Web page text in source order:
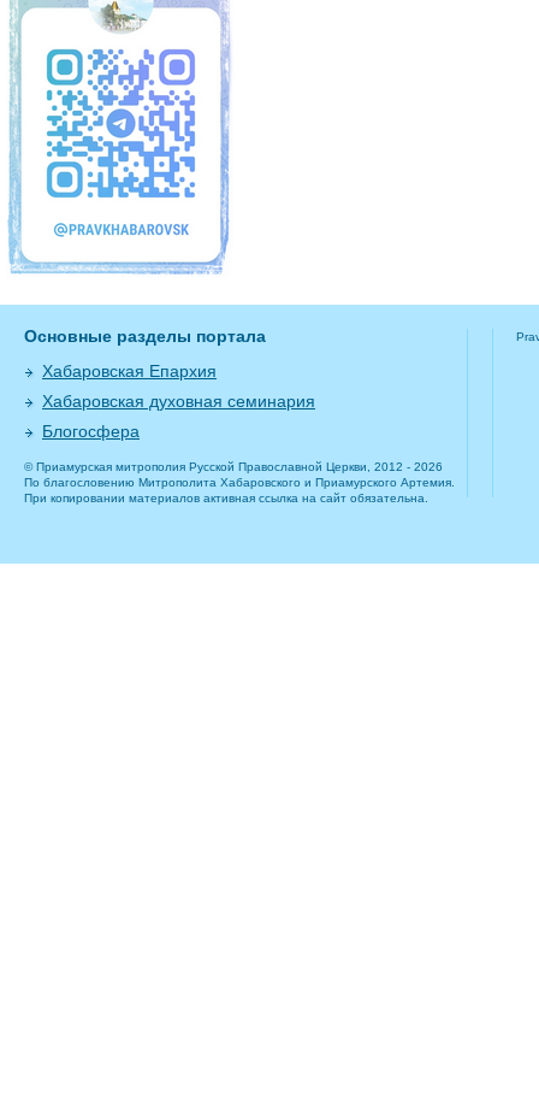
Основные разделы портала
Хабаровская Епархия
Хабаровская духовная семинария
Блогосфера
© Приамурская митрополия Русской Православной Церкви, 2012 - 2026
По благословению Митрополита Хабаровского и Приамурского Артемия.
При копировании материалов активная ссылка на сайт обязательна.